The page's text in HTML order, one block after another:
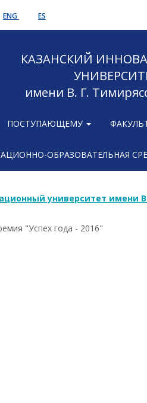
ENG ES
КАЗАНСКИЙ
имени В. Г.
ПОСТУПАЮЩЕМУ
ОБРАЗОВАТЕЛЬНАЯ
университет имени
"Успех года - 2016"